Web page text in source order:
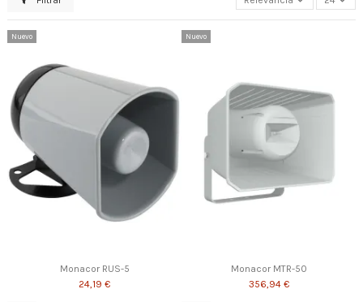
Nuevo
Monacor RUS-5
24,19 €
Nuevo
Monacor MTR-50
356,94 €